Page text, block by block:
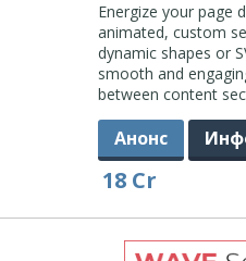
Energize your page
animated, custom
dynamic shapes or
smooth and
between content
Анонс
18 Cr